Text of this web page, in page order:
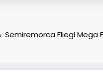
Semiremorca Fliegl Mega